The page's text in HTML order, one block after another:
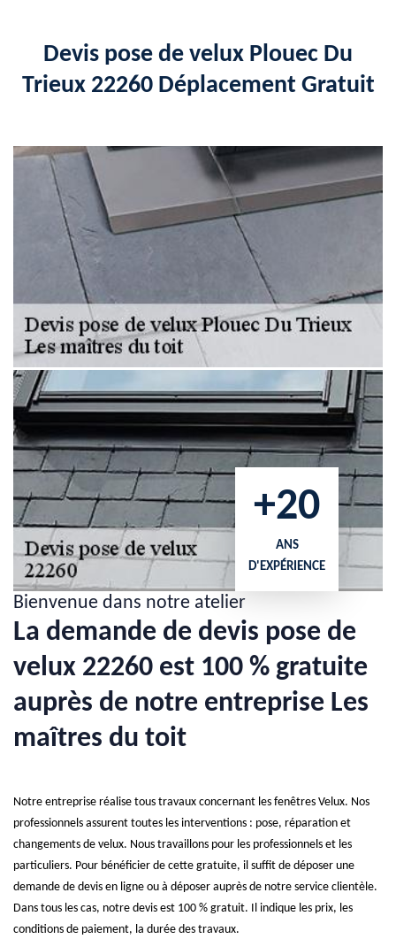
Devis pose de velux Plouec Du
Trieux 22260 Déplacement Gratuit
+20
ANS
D'EXPÉRIENCE
Bienvenue dans notre atelier
La demande de devis pose de
velux 22260 est 100 % gratuite
auprès de notre entreprise Les
maîtres du toit
Notre entreprise réalise tous travaux concernant les fenêtres Velux. Nos
professionnels assurent toutes les interventions : pose, réparation et
changements de velux. Nous travaillons pour les professionnels et les
particuliers. Pour bénéficier de cette gratuite, il suffit de déposer une
demande de devis en ligne ou à déposer auprès de notre service clientèle.
Dans tous les cas, notre devis est 100 % gratuit. Il indique les prix, les
conditions de paiement, la durée des travaux.